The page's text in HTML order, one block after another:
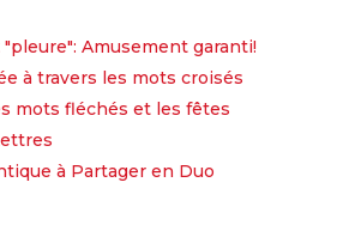
Amusement garanti!
à travers les mots croisés
mots fléchés et les fêtes
à Partager en Duo